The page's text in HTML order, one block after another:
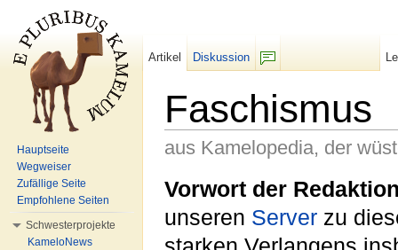
Faschismus
aus Kamelopedia, der
Vorwort der
unseren Server zu
Artikel
Diskussion
Hauptseite
Wegweiser
Zufällige Seite
Empfohlene Seiten
Schwesterprojekte
KameloNews